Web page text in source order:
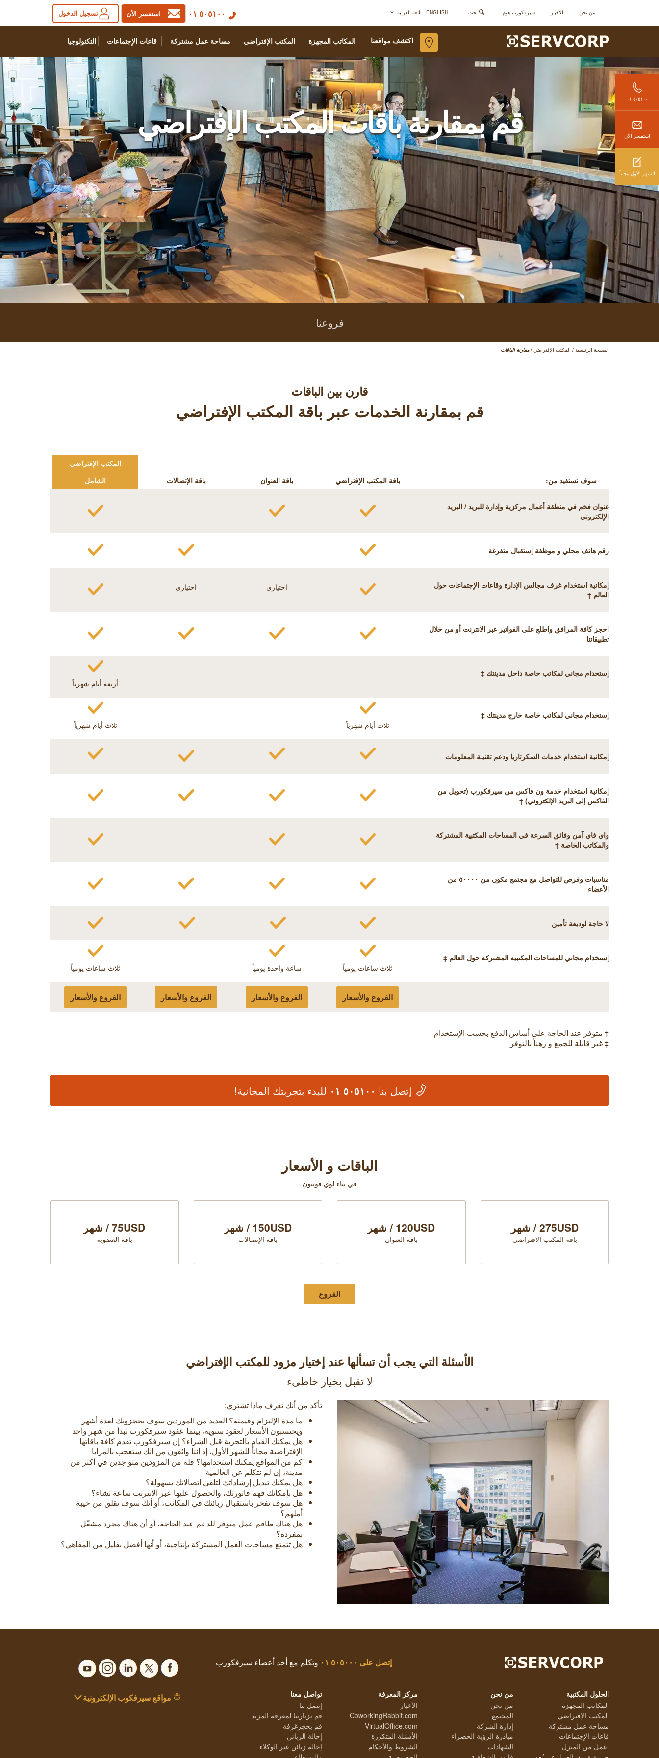
من نحن الأخبار سيرفكورب هوم بحث ENGLISH - اللغة العربية تسجيل الدخول استفسر الأن ٥٠٥١٠٠ ٠١
المكاتب المجهزة المكتب الإفتراضي مساحة عمل مشتركة قاعات الإجتماعات التكنولوجيا اكتشف مواقعنا
٥٠٥١٠٠ ٠١
استفسر الأن
الشهر الأول مجاناً
قم بمقارنة باقات المكتب الإفتراضي
فروعنا
الصفحة الرئيسية / المكتب الإفتراضي / مقارنة الباقات
قارن بين الباقات
قم بمقارنة الخدمات عبر باقة المكتب الإفتراضي
سوف تستفيد من: باقة المكتب الإفتراضي باقة العنوان باقة الإتصالات
المكتب الإفتراضي
الشامل
عنوان فخم في منطقة أعمال مركزية وإدارة للبريد / البريد
الإلكتروني
رقم هاتف محلي و موظفة إستقبال متفرغة
إمكانية استخدام غرف مجالس الإدارة وقاعات الإجتماعات حول
العالم †
اختياري اختياري
احجز كافة المرافق واطلع على الفواتير عبر الانترنت أو من خلال
تطبيقاتنا
إستخدام مجاني لمكاتب خاصة داخل مدينتك ‡
أربعة أيام شهرياً
إستخدام مجاني لمكاتب خاصة خارج مدينتك ‡
ثلاث أيام شهرياً
ثلاث أيام شهرياً
إمكانية استخدام خدمات السكرتاريا ودعم تقنيـة المعلومات
إمكانية استخدام خدمة ون فاكس من سيرفكورب (تحويل من
الفاكس إلى البريد الإلكتروني) †
واي فاي آمن وفائق السرعة في المساحات المكتبية المشتركة
والمكاتب الخاصة †
مناسبات وفرص للتواصل مع مجتمع مكون من ٥٠٠٠٠ من
الأعضاء
لا حاجة لوديعة تأمين
إستخدام مجاني للمساحات المكتبية المشتركة حول العالم ‡
ثلاث ساعات يومياً
ساعة واحدة يومياً ثلاث ساعات يومياً
الفروع والأسعار الفروع والأسعار الفروع والأسعار الفروع والأسعار
† متوفر عند الحاجة على أساس الدفع بحسب الإستخدام
‡ غير قابلة للجمع و رهناً بالتوفر
إتصل بنا ٥٠٥١٠٠ ٠١ للبدء بتجربتك المجانية!
الباقات و الأسعار
في بناء لوي فويتون
275USD / شهر
باقة المكتب الافتراضي
120USD / شهر
باقة العنوان
150USD / شهر
باقة الإتصالات
75USD / شهر
باقة العضوية
الفروع
الأسئلة التي يجب أن تسألها عند إختيار مزود للمكتب الإفتراضي
لا تقبل بخيار خاطىء
تأكد من أنك تعرف ماذا تشتري:
ما مدة الإلتزام وقيمته؟ العديد من الموردين سوف يحجزونك لعدة أشهر
ويحتسبون الأسعار لعقود سنوية، بينما عقود سيرفكورب تبدأ من شهر واحد
هل يمكنك القيام بالتجربة قبل الشراء؟ إن سيرفكورب تقدم كافة باقاتها
الإفتراضية مجاناً للشهر الأول، إذ أننا واثقون من أنك ستعجب بالمزايا
كم من المواقع يمكنك استخدامها؟ قلة من المزودين متواجدين في أكثر من
مدينة، إن لم نتكلم عن العالمية
هل يمكنك تبديل إرشاداتك لتلقي اتصالاتك بسهولة؟
هل بإمكانك فهم فاتورتك، والحصول عليها عبر الإنترنت ساعة تشاء؟
هل سوف تفخر باستقبال زبائنك في المكاتب، أو أنك سوف تقلق من خيبة
أملهم؟
هل هناك طاقم عمل متوفر للدعم عند الحاجة، أو أن هناك مجرد مشغّل
بمفرده؟
هل تتمتع مساحات العمل المشتركة بإنتاجية، أو أنها أفضل بقليل من المقاهي؟
إتصل على ٥٠٥٠٠٠ ٠١ وتكلم مع أحد أعضاء سيرفكورب
الحلول المكتبية
المكاتب المجهزة
المكتب الإفتراضي
مساحة عمل مشتركة
قاعات الإجتماعات
اعمل من المنزل
من نحن
من نحن
المجتمع
إدارة الشركة
مبادرة الرؤية الخضراء
الشهادات
مركز المعرفة
الأخبار
CoworkingRabbit.com
VirtualOffice.com
الأسئلة المتكررة
الشروط والأحكام
تواصل معنا
إتصل بنا
قم بزيارتنا لمعرفة المزيد
قم بحجزغرفة
إحالة الزبائن
إحالة زبائن عبر الوكلاء
مواقع سيرفكوب الإلكترونية